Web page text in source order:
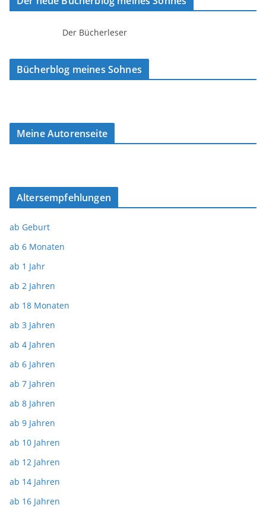
Der Bücherleser
Bücherblog meines Sohnes
Meine Autorenseite
Altersempfehlungen
ab Geburt
ab 6 Monaten
ab 1 Jahr
ab 2 Jahren
ab 18 Monaten
ab 3 Jahren
ab 4 Jahren
ab 6 Jahren
ab 7 Jahren
ab 8 Jahren
ab 9 Jahren
ab 10 Jahren
ab 12 Jahren
ab 14 Jahren
ab 16 Jahren